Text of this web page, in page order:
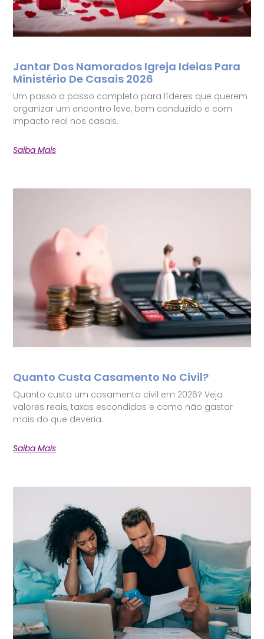
Jantar Dos Namorados Igreja Ideias Para
Ministério De Casais 2026
Um passo a passo completo para líderes que querem
organizar um encontro leve, bem conduzido e com
impacto real nos casais.
Saiba Mais
Quanto Custa Casamento No Civil?
Quanto custa um casamento civil em 2026? Veja
valores reais, taxas escondidas e como não gastar
mais do que deveria.
Saiba Mais